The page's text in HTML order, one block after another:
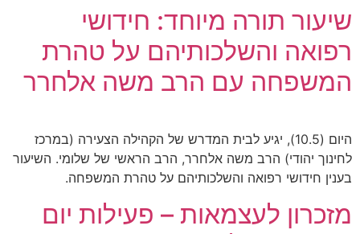
שיעור תורה מיוחד: חידושי
רפואה והשלכותיהם על טהרת
המשפחה עם הרב משה אלחרר
היום (10.5), יגיע לבית המדרש של הקהילה הצעירה (במרכז
לחינוך יהודי) הרב משה אלחרר, הרב הראשי של שלומי. השיעור
בענין חידושי רפואה והשלכותיהם על טהרת המשפחה.
מזכרון לעצמאות – פעילות יום